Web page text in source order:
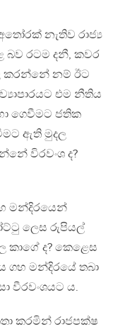
නැතිව රාජ්‍ය
බව රටම දනී, කවර
කරන්නේ නම් ඊට
එම නීතිය
ගෙවීමට ජතික
ඇති මුදල
විරවංශ ද?
මන්දිරයෙන්
ලෙස රුපියල්
කාගේ ද? කෙළෙස
ගහ මන්දිරයේ තබා
වීරවංශයට ය.
කරමින් රාජපක්ෂ